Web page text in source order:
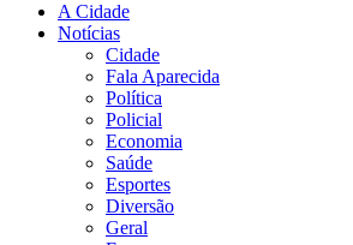
A Cidade
Notícias
Cidade
Fala Aparecida
Política
Policial
Economia
Saúde
Esportes
Diversão
Geral